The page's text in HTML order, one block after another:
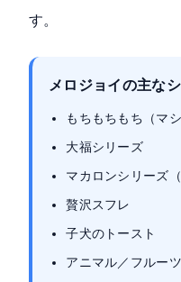
す。
メロジョイの主な
もちもちもち（マ
大福シリーズ
マカロンシリーズ
贅沢スフレ
子犬のトースト
アニマル／フルー